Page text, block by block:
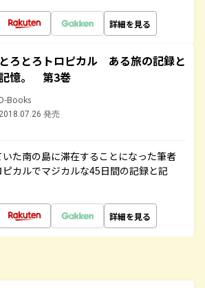
詳細を見る
とろとろトロピカル ある旅の記録と
憶。 第3巻
Books
2018.07.26 発売
た南の島に滞在することになった筆者
カルでマジカルな45日間の記録と記
詳細を見る